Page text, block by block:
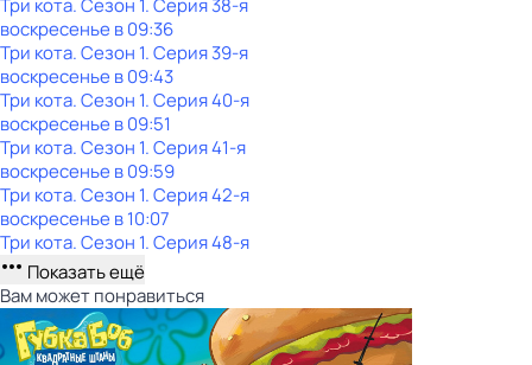
Три кота. Сезон 1. Серия 38-я
воскресенье в09:36
Три кота. Сезон 1. Серия 39-я
воскресенье в09:43
Три кота. Сезон 1. Серия 40-я
воскресенье в09:51
Три кота. Сезон 1. Серия 41-я
воскресенье в09:59
Три кота. Сезон 1. Серия 42-я
воскресенье в10:07
Три кота. Сезон 1. Серия 48-я
Показать ещё
Вам может понравиться